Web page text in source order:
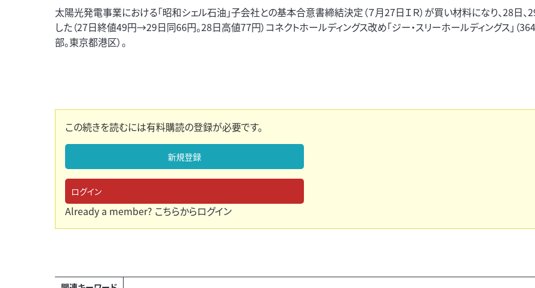
太陽光発電事業における「昭和シェル石油」子会社との基本合意書締結決定（７月27日ＩＲ）が買い材料になり、28日、
した（27日終値49円→29日同66円。28日高値77円）コネクトホールディングス改め「ジー・スリーホールディングス」（
部。東京都港区）。
この続きを読むには有料購読の登録が必要です。
新規登録
ログイン
Already a member? こちらからログイン